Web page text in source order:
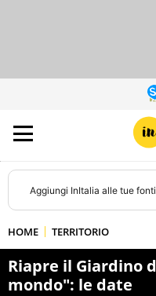
Aggiungi InItalia alle tue
HOME TERRITORIO
Riapre il Giardino
mondo": le date